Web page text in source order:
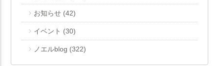
お知らせ(42)
イベント (30)
ノエルblog (322)